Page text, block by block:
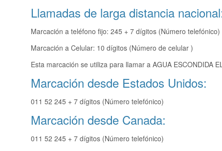
Llamadas de larga distancia
Marcación a teléfono fijo: 245 + 7 dígitos (Número telefónico)
Marcación a Celular: 10 dígitos (Número de celular )
Esta marcación se utiliza para llamar a AGUA ESCONDIDA
Marcación desde Estados Unidos:
011 52 245 + 7 dígitos (Número telefónico)
Marcación desde Canada:
011 52 245 + 7 dígitos (Número telefónico)